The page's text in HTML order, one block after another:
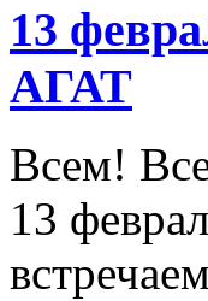
13
АГАТ
Всем!
13